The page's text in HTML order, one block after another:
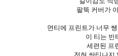
팔뚝 커버가
면티에 프린트가 너무
이 티는 빈
세련된 프